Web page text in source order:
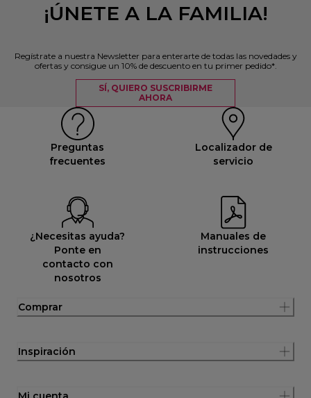
¡ÚNETE A LA FAMILIA!
Regístrate a nuestra Newsletter para enterarte de todas las novedades y
ofertas y consigue un 10% de descuento en tu primer pedido*.
SÍ, QUIERO SUSCRIBIRME
AHORA
Preguntas
frecuentes
Localizador de
servicio
¿Necesitas ayuda?
Ponte en
contacto con
nosotros
Manuales de
instrucciones
Comprar
Inspiración